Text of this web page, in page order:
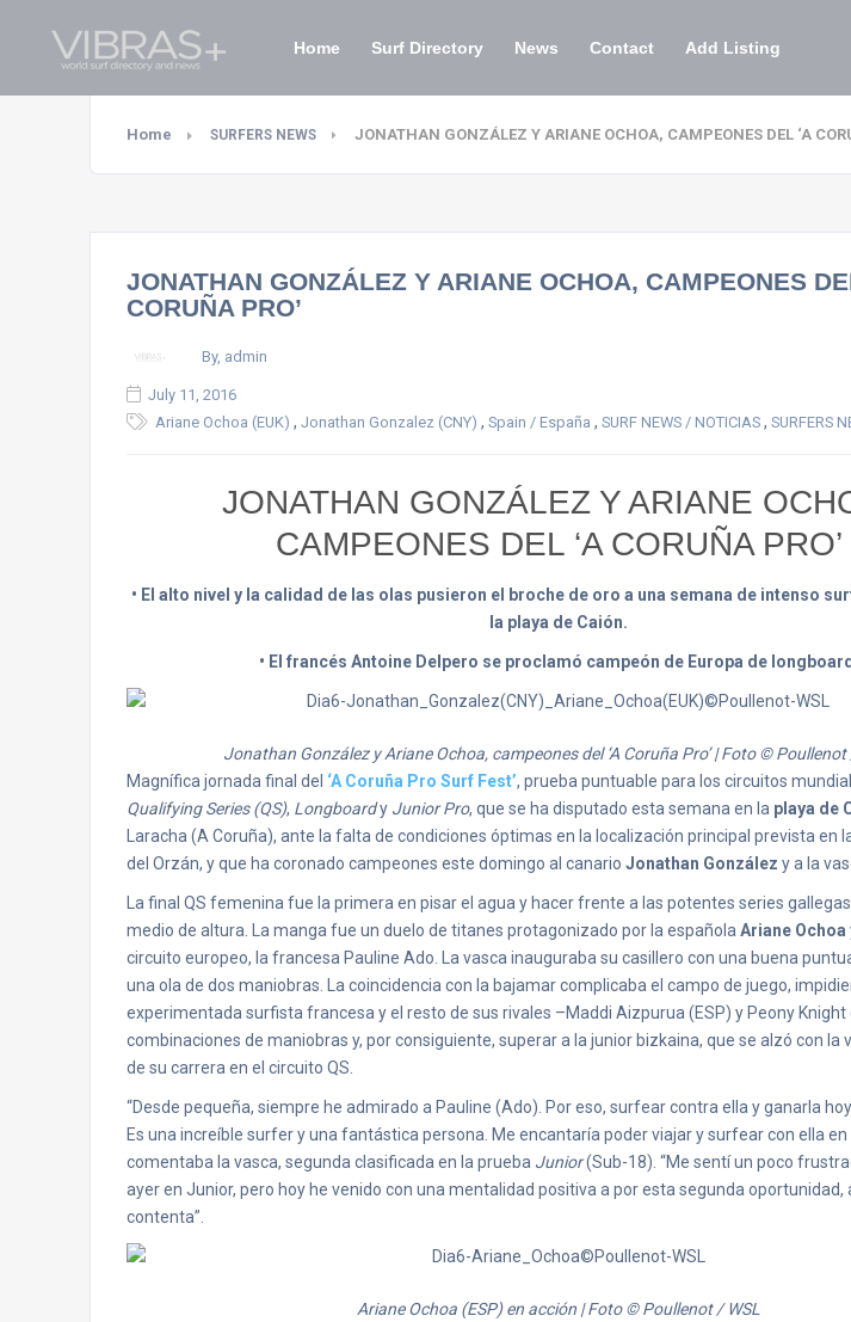
Home Surf Directory News Contact Add Listing
Home SURFERS NEWS JONATHAN GONZÁLEZ Y ARIANE OCHOA, CAMPEONES DEL ‘A
JONATHAN GONZÁLEZ Y ARIANE OCHOA, CAMPEONES
CORUÑA PRO’
By, admin
July 11, 2016
Ariane Ochoa (EUK) , Jonathan Gonzalez (CNY) , Spain / España , SURF NEWS / NOTICIAS , SURFERS
JONATHAN GONZÁLEZ Y ARIANE
CAMPEONES DEL ‘A CORUÑA PRO’
• El alto nivel y la calidad de las olas pusieron el broche de oro a una semana de intenso
la playa de Caión.
• El francés Antoine Delpero se proclamó campeón de Europa de
Jonathan González y Ariane Ochoa, campeones del ‘A Coruña Pro’ | Foto © Poullenot
Magnífica jornada final del ‘A Coruña Pro Surf Fest’, prueba puntuable para los circuitos
Qualifying Series (QS), Longboardy Junior Pro, que se ha disputado esta semana en la playa de
Laracha (A Coruña), ante la falta de condiciones óptimas en la localización principal prevista en
del Orzán, y que ha coronado campeones este domingo al canario Jonathan González y a la
La final QS femenina fue la primera en pisar el agua y hacer frente a las potentes series
medio de altura. La manga fue un duelo de titanes protagonizado por la española Ariane Ochoa
circuito europeo, la francesa Pauline Ado. La vasca inauguraba su casillero con una buena
una ola de dos maniobras. La coincidencia con la bajamar complicaba el campo de juego,
experimentada surfista francesa y el resto de sus rivales –Maddi Aizpurua (ESP) y Peony Knight
combinaciones de maniobras y, por consiguiente, superar a la junior bizkaina, que se alzó con la
de su carrera en el circuito QS.
“Desde pequeña, siempre he admirado a Pauline (Ado). Por eso, surfear contra ella y ganarla hoy
Es una increíble surfer y una fantástica persona. Me encantaría poder viajar y surfear con ella en
comentaba la vasca, segunda clasificada en la prueba Junior(Sub-18). “Me sentí un poco
ayer en Junior, pero hoy he venido con una mentalidad positiva a por esta segunda oportunidad,
contenta”.
Ariane Ochoa (ESP) en acción | Foto © Poullenot / WSL